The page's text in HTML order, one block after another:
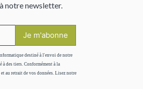
notre newsletter.
destiné à l'envoi de notre
des tiers. Conformément à la
au retrait de vos données. Lisez notre